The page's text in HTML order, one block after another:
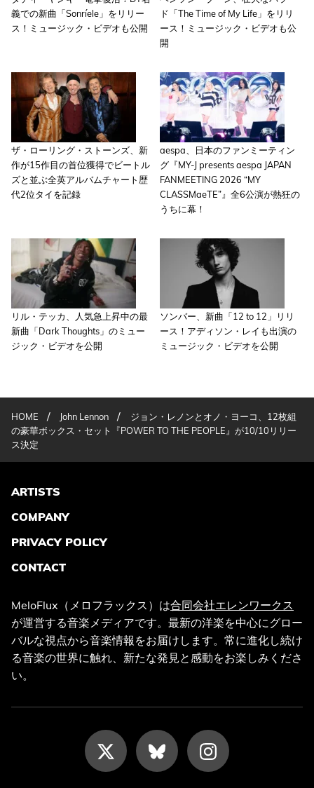
義での新曲「Sonríele」をリリー
ス！ミュージック・ビデオも公開
ド「The Time of My Life」をリリ
ース！ミュージック・ビデオも公
開
ザ・ローリング・ストーンズ、新
作が15作目の首位獲得でビートル
ズと並ぶ全英アルバムチャート歴
代2位タイを記録
aespa、日本のファンミーティン
グ『MY-J presents aespa JAPAN
FANMEETING 2026 “MY
CLASSMaeTE”』全6公演が熱狂の
うちに幕！
リル・テッカ、人気急上昇中の最
新曲「Dark Thoughts」のミュー
ジック・ビデオを公開
ソンバー、新曲「12 to 12」リリ
ース！アディソン・レイも出演の
ミュージック・ビデオを公開
HOME / John Lennon /
ジョン・レノンとオノ・ヨーコ、12枚組
の豪華ボックス・セット『POWER TO THE PEOPLE』が10/10リリー
ス決定
ARTISTS
COMPANY
PRIVACY POLICY
CONTACT
MeloFlux（メロフラックス）は合同会社エレンワークス
が運営する音楽メディアです。最新の洋楽を中心にグロー
バルな視点から音楽情報をお届けします。常に進化し続け
る音楽の世界に触れ、新たな発見と感動をお楽しみくださ
い。